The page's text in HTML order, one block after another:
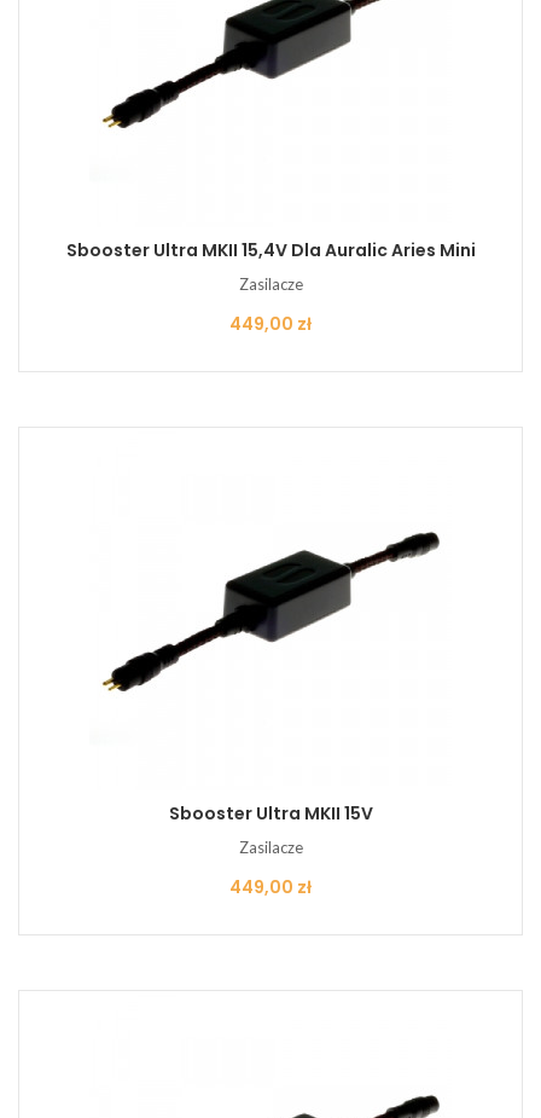
Sbooster Ultra MKII 15,4V Dla Auralic Aries Mini
Zasilacze
Cena
449,00 zł
Sbooster Ultra MKII 15V
Zasilacze
Cena
449,00 zł